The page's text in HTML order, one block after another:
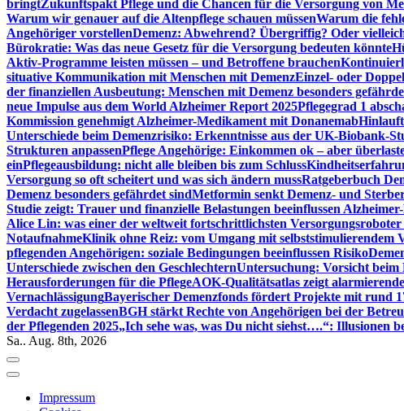
bringtZukunftspakt Pflege und die Chancen für die Versorgung von
Warum wir genauer auf die Altenpflege schauen müssenWarum die
Angehöriger vorstellenDemenz: Abwehrend? Übergriffig? Oder
Bürokratie: Was das neue Gesetz für die Versorgung bedeuten könnte
Aktiv-Programme leisten müssen – und Betroffene brauchen
situative Kommunikation mit Menschen mit DemenzEinzel- oder
der finanziellen Ausbeutung: Menschen mit Demenz besonders
neue Impulse aus dem World Alzheimer Report 2025Pflegegrad 1
Kommission genehmigt Alzheimer-Medikament mit Donanemab
Unterschiede beim Demenzrisiko: Erkenntnisse aus der UK-Biobank-
Strukturen anpassenPflege Angehörige: Einkommen ok – aber
einPflegeausbildung: nicht alle bleiben bis zum Schluss
Versorgung so oft scheitert und was sich ändern mussRatgeberbuch
Demenz besonders gefährdet sindMetformin senkt Demenz- und
Studie zeigt: Trauer und finanzielle Belastungen beeinflussen
Alice Lin: was einer der weltweit fortschrittlichsten
NotaufnahmeKlinik ohne Reiz: vom Umgang mit selbststimulierendem
pflegenden Angehörigen: soziale Bedingungen beeinflussen Risiko
Unterschiede zwischen den GeschlechternUntersuchung: Vorsicht beim
Herausforderungen für die PflegeAOK-Qualitätsatlas zeigt
VernachlässigungBayerischer Demenzfonds fördert Projekte mit rund
Verdacht zugelassenBGH stärkt Rechte von Angehörigen bei der
der Pflegenden 2025„Ich sehe was, was Du nicht siehst….“: Illusionen
Sa.. Aug. 8th, 2026
Impressum